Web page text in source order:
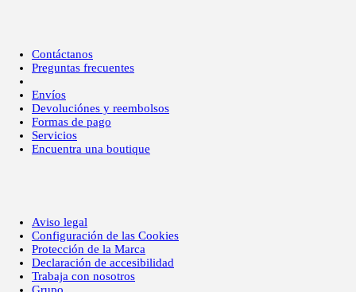
Contáctanos
Preguntas frecuentes
Envíos
Devoluciónes y reembolsos
Formas de pago
Servicios
Encuentra una boutique
Aviso legal
Configuración de las Cookies
Protección de la Marca
Declaración de accesibilidad
Trabaja con nosotros
Grupo